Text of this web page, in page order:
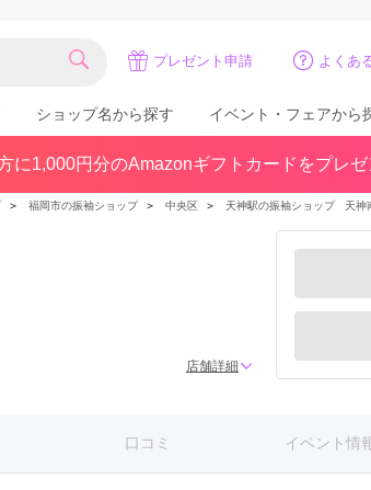
プレゼント申請 よくあ
千葉県(183)
ショップ名から探す イベント・フェアから
1,000円分のAmazonギフトカードをプレゼ
＞ 福岡市の振袖ショップ ＞ 中央区 ＞ 天神駅の振袖ショップ 天神
店舗詳細
口コミ イベント情